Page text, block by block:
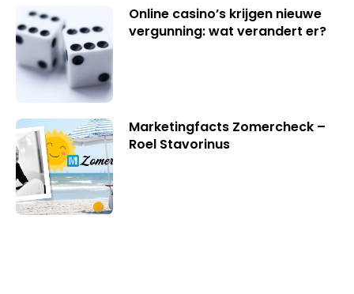
Online casino’s krijgen nieuwe
vergunning: wat verandert er?
Marketingfacts Zomercheck –
Roel Stavorinus